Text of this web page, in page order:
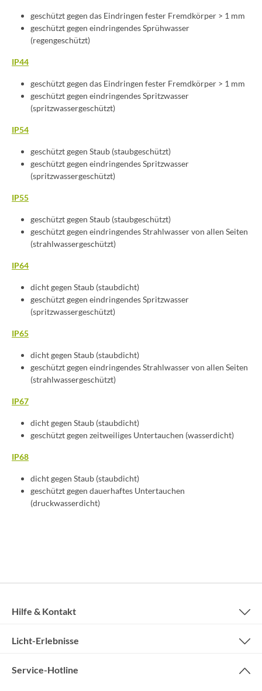
geschützt gegen das Eindringen fester Fremdkörper > 1 mm
geschützt gegen eindringendes Sprühwasser
(regengeschützt)
IP44
geschützt gegen das Eindringen fester Fremdkörper > 1 mm
geschützt gegen eindringendes Spritzwasser
(spritzwassergeschützt)
IP54
geschützt gegen Staub (staubgeschützt)
geschützt gegen eindringendes Spritzwasser
(spritzwassergeschützt)
IP55
geschützt gegen Staub (staubgeschützt)
geschützt gegen eindringendes Strahlwasser von allen Seiten
(strahlwassergeschützt)
IP64
dicht gegen Staub (staubdicht)
geschützt gegen eindringendes Spritzwasser
(spritzwassergeschützt)
IP65
dicht gegen Staub (staubdicht)
geschützt gegen eindringendes Strahlwasser von allen Seiten
(strahlwassergeschützt)
IP67
dicht gegen Staub (staubdicht)
geschützt gegen zeitweiliges Untertauchen (wasserdicht)
IP68
dicht gegen Staub (staubdicht)
geschützt gegen dauerhaftes Untertauchen
(druckwasserdicht)
Service-Hotline
Hilfe & Kontakt
Licht-Erlebnisse